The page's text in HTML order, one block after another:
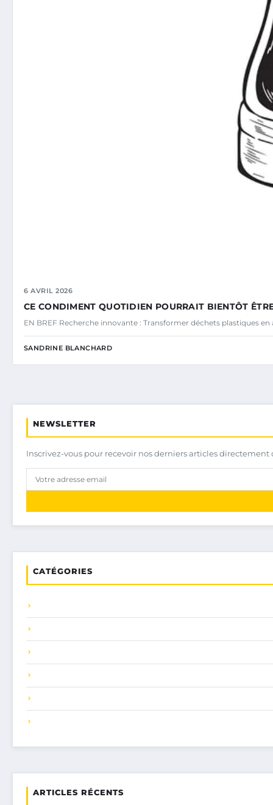
6 AVRIL 2026
CE CONDIMENT QUOTIDIEN POURRAIT BIENTÔT
EN BREF Recherche innovante : Transformer déchets plastiques en
SANDRINE BLANCHARD
NEWSLETTER
Inscrivez-vous pour recevoir nos derniers articles
CATÉGORIES
ARTICLES RÉCENTS